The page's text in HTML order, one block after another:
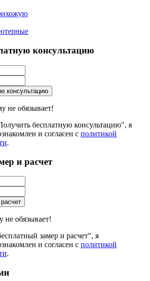
консультацию
не обязывает!
бесплатную консультацию", я
и согласен с политикой
.
и расчет
не обязывает!
замер и расчет", я
и согласен с политикой
.